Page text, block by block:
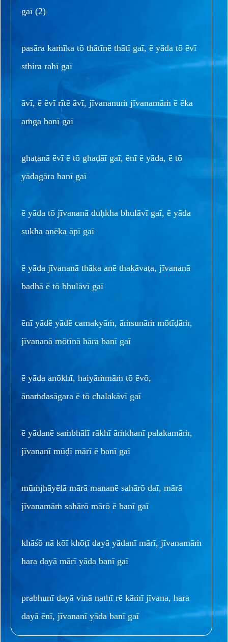
gaī (2)
pasāra kaṁīka tō thātīnē thātī gaī, ē yāda tō ēvī
sthira rahī gaī
āvī, ē ēvī rītē āvī, jīvananuṁ jīvanamāṁ ē ēka
aṁga banī gaī
ghaṭanā ēvī ē tō ghaḍāī gaī, ēnī ē yāda, ē tō
yādagāra banī gaī
ē yāda tō jīvananā duḥkha bhulāvī gaī, ē yāda
sukha anēka āpī gaī
ē yāda jīvananā thāka anē thakāvaṭa, jīvananā
badhā ē tō bhulāvī gaī
ēnī yādē yādē camakyāṁ, āṁsunāṁ mōtīḍāṁ,
jīvananā mōtīnā hāra banī gaī
ē yāda anōkhī, haiyāṁmāṁ tō ēvō,
ānaṁdasāgara ē tō chalakāvī gaī
ē yādanē saṁbhālī rākhī āṁkhanī palakamāṁ,
jīvananī mūḍī mārī ē banī gaī
mūṁjhāyēlā mārā mananē sahārō daī, mārā
jīvanamāṁ sahārō mārō ē banī gaī
khāśō nā kōī khōṭī dayā yādanī mārī, jīvanamāṁ
hara dayā mārī yāda banī gaī
prabhunī dayā vinā nathī rē kāṁī jīvana, hara
dayā ēnī, jīvananī yāda banī gaī